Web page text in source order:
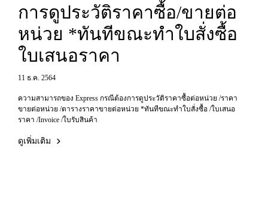
การดูประวัติราคาซื้อ/ขายต่อ
หน่วย *ทันทีขณะทำใบสั่งซื้อ
ใบเสนอราคา
11 ธ.ค. 2564
ความสามารถของ Express กรณีต้องการดูประวัติราคาซื้อต่อหน่วย /ราคา
ขายต่อหน่วย /ตารางราคาขายต่อหน่วย *ทันทีขณะทำใบสั่งซื้อ /ใบเสนอ
ราคา /Invoice /ใบรับสินค้า
ดูเพิ่มเติม